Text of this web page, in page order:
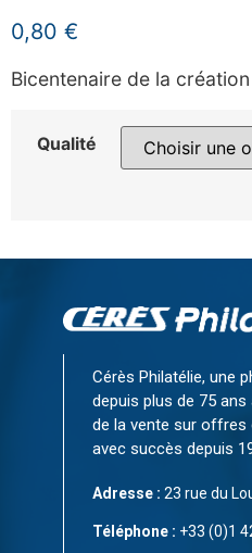
0,80 €
Bicentenaire de la
Qualité
Cérès Philatélie, une
depuis plus de 75
de la vente sur offres
avec succès depuis
Adresse : 23 rue du
Téléphone : +33 (0)1